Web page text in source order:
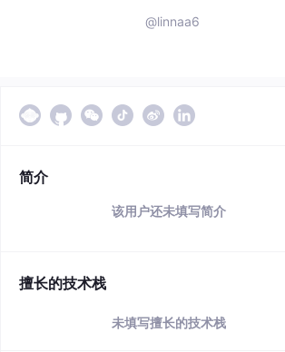
@linnaa6
简介
该用户还未填写简介
擅长的技术栈
未填写擅长的技术栈